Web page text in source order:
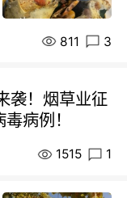
811 3
袭！烟草业征
病例！
1515 1